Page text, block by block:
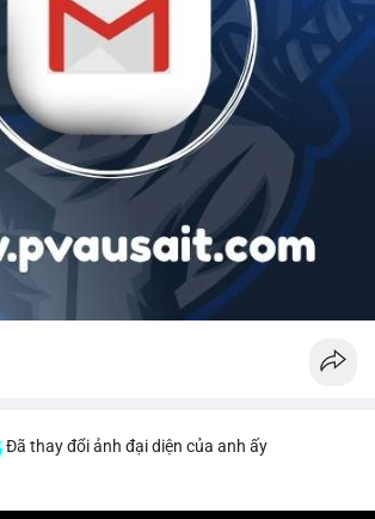
Đã thay đổi ảnh đại diện của anh ấy